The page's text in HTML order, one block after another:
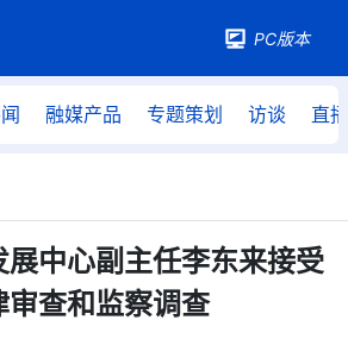
PC版本
融媒产品 专题策划 访谈 直播
中心副主任李东来接受
审查和监察调查